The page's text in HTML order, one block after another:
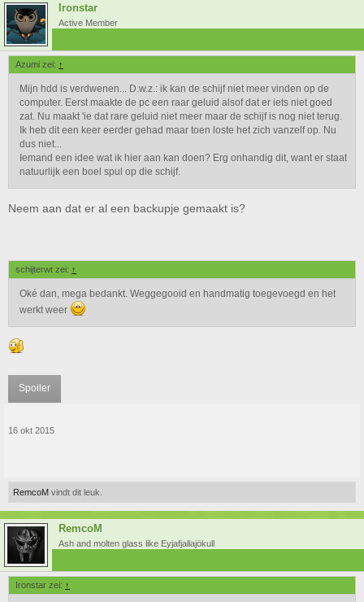
Ironstar
Active Member
Azumi zei: ↑
Mijn hdd is verdwenen... D.w.z.: ik kan de schijf niet meer vinden op de
computer. Eerst maakte de pc een raar geluid alsof dat er iets niet goed
zat. Nu maakt 'ie dat rare geluid niet meer maar de schijf is nog niet terug.
Ik heb dit een keer eerder gehad maar toen loste het zich vanzelf op. Nu
dus niet...
Iemand een idee wat ik hier aan kan doen? Erg onhandig dit, want er staat
natuurlijk een boel spul op die schijf.
Neem aan dat er al een backupje gemaakt is?
schijterwt zei: ↑
Oké dan, mega bedankt. Weggegooid en handmatig toegevoegd en het
werkt weer
Spoiler
16 okt 2015
RemcoM vindt dit leuk.
RemcoM
Ash and molten glass like Eyjafjallajökull
Ironstar zei: ↑